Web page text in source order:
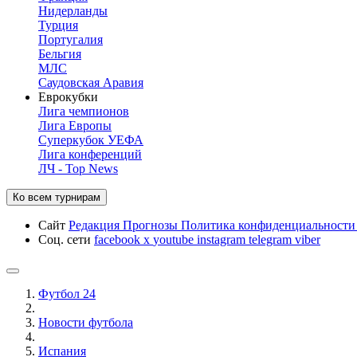
Нидерланды
Турция
Португалия
Бельгия
МЛС
Саудовская Аравия
Еврокубки
Лига чемпионов
Лига Европы
Суперкубок УЕФА
Лига конференций
ЛЧ - Top News
Ко всем турнирам
Сайт Редакция Прогнозы Политика конфиденциальности
Соц. сети facebook x youtube instagram telegram viber
Футбол 24
Новости футбола
Испания